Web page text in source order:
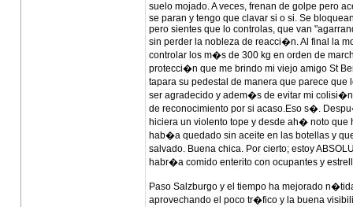
suelo mojado. A veces, frenan de golpe pero
se paran y tengo que clavar si o si. Se
pero sientes que lo controlas, que van
sin perder la nobleza de reacci�n. Al final la
controlar los m�s de 300 kg en orden de
protecci�n que me brindo mi viejo amigo St
tapara su pedestal de manera que parece
ser agradecido y adem�s de evitar mi
de reconocimiento por si acaso.Eso s�.
hiciera un violento tope y desde ah� noto
hab�a quedado sin aceite en las botellas y
salvado. Buena chica. Por cierto; estoy
habr�a comido enterito con ocupantes y
Paso Salzburgo y el tiempo ha mejorado
aprovechando el poco tr�fico y la buena